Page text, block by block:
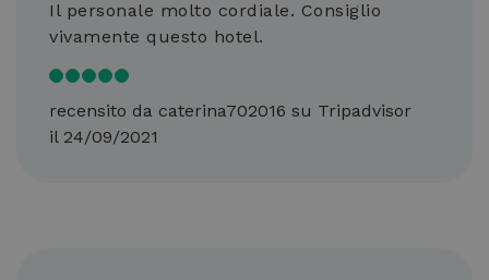
Il personale molto cordiale. Consiglio
vivamente questo hotel.
recensito da caterina702016 su Tripadvisor
il 24/09/2021